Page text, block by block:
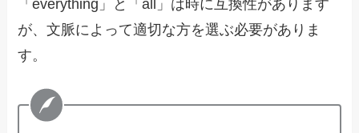
「everything」と「all」は時に互換性があります
が、文脈によって適切な方を選ぶ必要がありま
す。